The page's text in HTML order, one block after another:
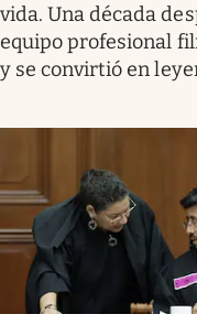
vida. Una década
equipo profesional
y se convirtió en